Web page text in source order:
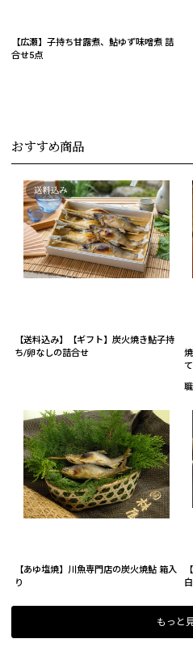
【広瀬】子持ち甘露煮、鮎ゆず味噌煮 詰
合せ5点
おすすめ商品
【送料込み】【ギフト】炭火焼き鮎子持
ち/卵なしの詰合せ
【あゆ塩焼】川魚専門店の炭火焼鮎 箱入
り
もっと